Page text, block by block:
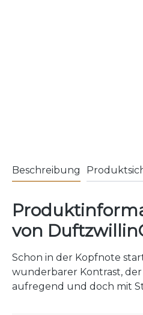
Beschreibung
von
Schon in der Kopfnote
wunderbarer Kontrast,
aufregend und doch mit